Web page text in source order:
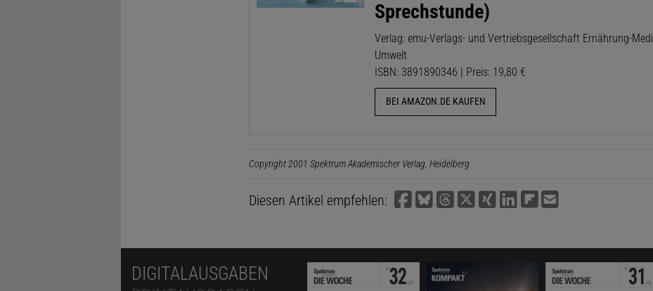
Sprechstunde)
Verlag: emu-Verlags- und Vertriebsgesellschaft Ernährung-
Umwelt
ISBN: 3891890346 | Preis: 19,80 €
BEI AMAZON.DE KAUFEN
Copyright 2001 Spektrum Akademischer Verlag, Heidelberg
Diesen Artikel empfehlen:
DIGITALAUSGABEN